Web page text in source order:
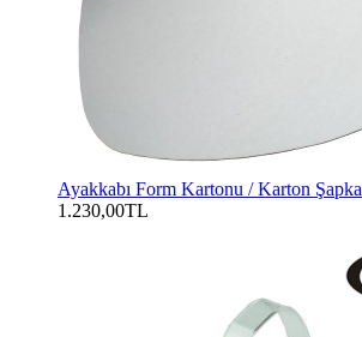
Ayakkabı Form Kartonu / Karton Şapka
1.230,00TL